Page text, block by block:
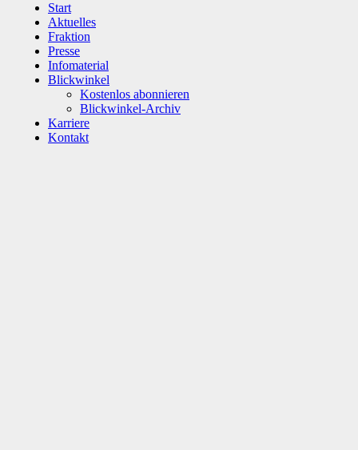
Start
Aktuelles
Fraktion
Presse
Infomaterial
Blickwinkel
Kostenlos abonnieren
Blickwinkel-Archiv
Karriere
Kontakt